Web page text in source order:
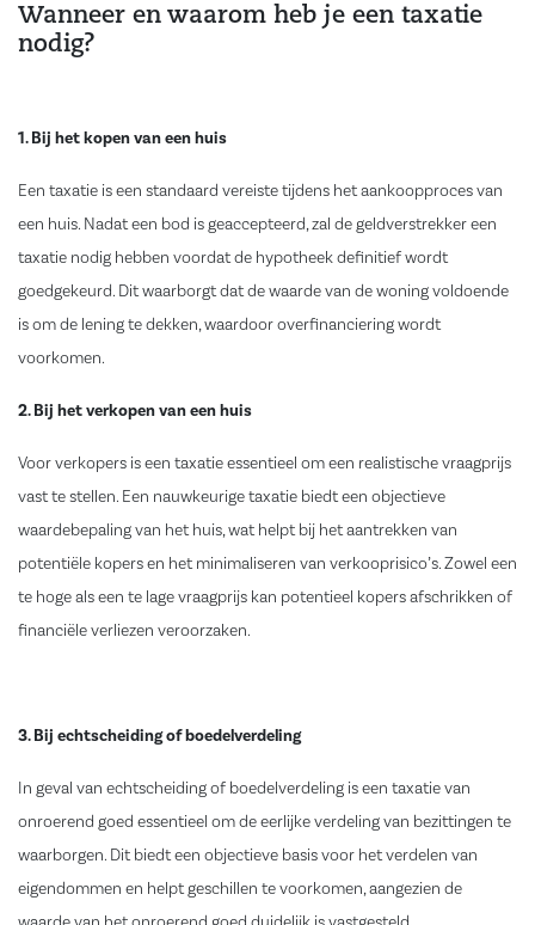
Wanneer en waarom heb je een taxatie
nodig?
1. Bij het kopen van een huis
Een taxatie is een standaard vereiste tijdens het aankoopproces van
een huis. Nadat een bod is geaccepteerd, zal de geldverstrekker een
taxatie nodig hebben voordat de hypotheek definitief wordt
goedgekeurd. Dit waarborgt dat de waarde van de woning voldoende
is om de lening te dekken, waardoor overfinanciering wordt
voorkomen.
2. Bij het verkopen van een huis
Voor verkopers is een taxatie essentieel om een realistische vraagprijs
vast te stellen. Een nauwkeurige taxatie biedt een objectieve
waardebepaling van het huis, wat helpt bij het aantrekken van
potentiële kopers en het minimaliseren van verkooprisico’s. Zowel een
te hoge als een te lage vraagprijs kan potentieel kopers afschrikken of
financiële verliezen veroorzaken.
3. Bij echtscheiding of boedelverdeling
In geval van echtscheiding of boedelverdeling is een taxatie van
onroerend goed essentieel om de eerlijke verdeling van bezittingen te
waarborgen. Dit biedt een objectieve basis voor het verdelen van
eigendommen en helpt geschillen te voorkomen, aangezien de